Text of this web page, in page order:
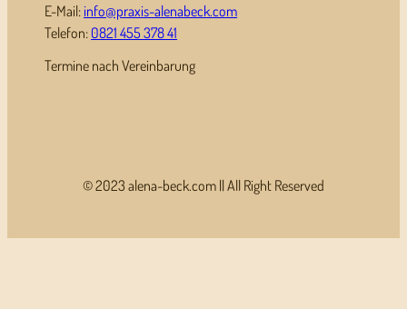
E-Mail: info@praxis-alenabeck.com
Telefon: 0821 455 378 41
Termine nach Vereinbarung
© 2023 alena-beck.com || All Right Reserved